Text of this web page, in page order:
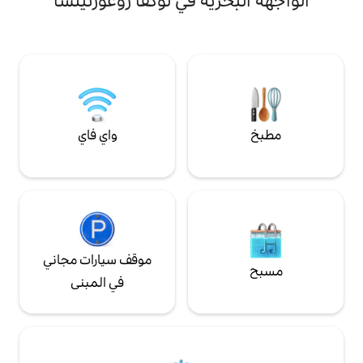
للقراءة أو
واي فاي
موقف سيارات مجاني
في المبنى